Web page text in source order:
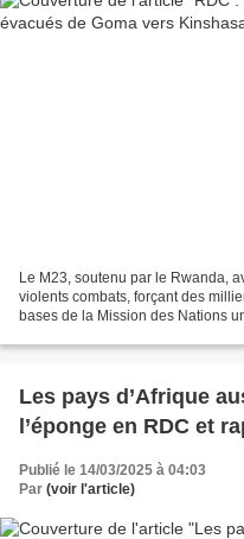
Le M23, soutenu par le Rwanda,
violents combats, forçant des
bases de la Mission des Nations
Les pays d’Afrique
l’éponge en RDC et
Publié le 14/03/2025 à 04:03
Par (voir l'article)